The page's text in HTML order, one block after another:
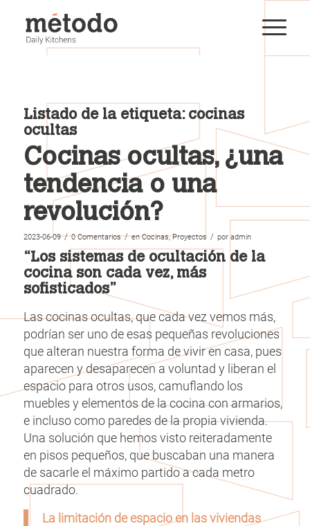
Listado de la etiqueta: cocinas
ocultas
Cocinas ocultas, ¿una
tendencia o una
revolución?
2023-06-09 / 0 Comentarios / enCocinas,Proyectos / por admin
“Los sistemas de ocultación de la
cocina son cada vez, más
sofisticados”
Las cocinas ocultas, que cada vez vemos más,
podrían ser uno de esas pequeñas revoluciones
que alteran nuestra forma de vivir en casa, pues
aparecen y desaparecen a voluntad y liberan el
espacio para otros usos, camuflando los
muebles y elementos de la cocina con armarios,
e incluso como paredes de la propia vivienda.
Una solución que hemos visto reiteradamente
en pisos pequeños, que buscaban una manera
de sacarle el máximo partido a cada metro
cuadrado.
La limitación de espacio en las viviendas